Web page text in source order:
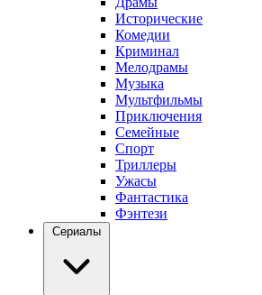
Исторические
Комедии
Криминал
Мелодрамы
Музыка
Мультфильмы
Приключения
Семейные
Спорт
Триллеры
Ужасы
Фантастика
Фэнтези
Сериалы